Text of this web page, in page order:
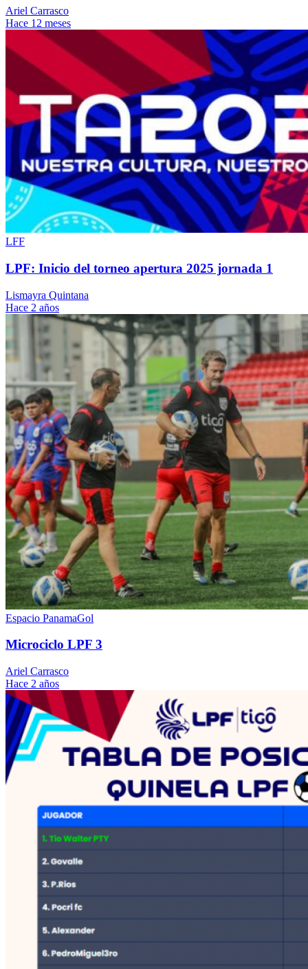
Ariel Carrasco
Hace 12 meses
LFF
LPF: Inicio del torneo apertura 2025 jornada 1
Lismayra Quintana
Hace 2 años
Espacio PanamaGol
Microciclo LPF 3
Ariel Carrasco
Hace 2 años